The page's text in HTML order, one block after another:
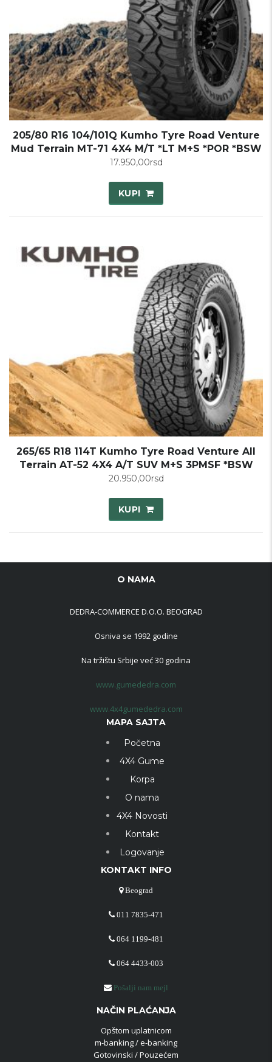
205/80 R16 104/101Q Kumho Tyre Road Venture
Mud Terrain MT-71 4X4 M/T *LT M+S *POR *BSW
17.950,00rsd
KUPI
265/65 R18 114T Kumho Tyre Road Venture All
Terrain AT-52 4X4 A/T SUV M+S 3PMSF *BSW
20.950,00rsd
KUPI
O NAMA
DEDRA-COMMERCE D.O.O. BEOGRAD
Osniva se 1992 godine
Na tržištu Srbije već 30 godina
www.gumededra.com
www.4x4gumededra.com
MAPA SAJTA
Početna
4X4 Gume
Korpa
O nama
4X4 Novosti
Kontakt
Logovanje
KONTAKT INFO
Beograd
011 7835-471
064 1199-481
064 4433-003
Pošalji nam mejl
NAČIN PLAĆANJA
Opštom uplatnicom
m-banking / e-banking
Gotovinski / Pouzećem